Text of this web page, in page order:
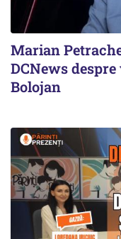
Marian
DCNews
Bolojan